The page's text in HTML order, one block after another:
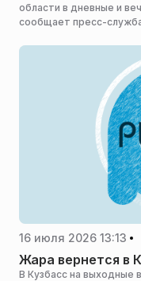
области в дневные и
сообщает пресс-
16 июля 2026 13:13
Жара вернется в
В Кузбасс на выходные